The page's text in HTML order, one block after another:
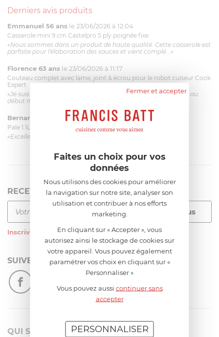
Derniers avis produits
Emmanuel 56 ans le 23/06/2026 à 12:04
Casserole mini 9 cm Castelpro 5 ply poignée fixe
«Nous sommes dans un produit de haute qualité. Cette casserole est
parfaite pour l'élaboration des sauces et vient complé...»
Florence 63 ans le 23/06/2026 à 11:17
Couteau complet avec lame, joint & écrou pour le robot cuiseur Cook
Expert
«Je suis satisfaite du couteau Magimix. L'écrou est un peu dur au
début mais ça le fait. La livraison a été très rapide. ...»
Bernard le 23/06/2026 à 09:43
Pale 1.1L pour Glacier Magimix 11031/121/123/124
«Excellent: produit et livraison»
RECEVEZ LA NEWSLETTER
Inscrivez-vous à notre newsletter
SUIVEZ-NOUS
QUI SOMMES-NOUS?
Fermer et accepter
Faites un choix pour vos
données
Nous utilisons des cookies pour améliorer
la navigation sur notre site, analyser son
utilisation et contribuer à nos efforts
marketing.
En cliquant sur « Accepter », vous
autorisez ainsi le stockage de cookies sur
votre appareil. Vous pouvez également
paramétrer vos choix en cliquant sur «
Personnaliser »
Vous pouvez aussi continuer sans
accepter
PERSONNALISER